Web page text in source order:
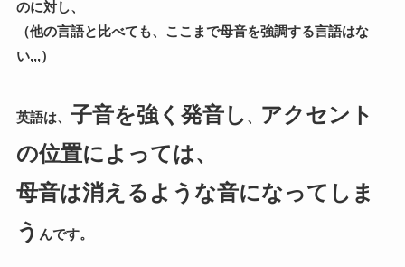
のに対し、
（他の言語と比べても、ここまで母音を強調する言語はな
い,,,）
英語は、 子音を強く発音し 、
アクセント
の位置によっては、
母音は消えるような音になってしま
う んです。